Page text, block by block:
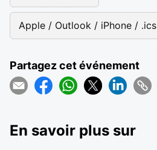
Apple / Outlook / iPhone / .ics
Partagez cet événement
En savoir plus sur